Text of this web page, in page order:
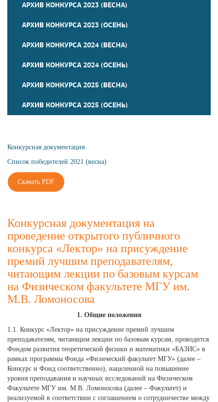
АРХИВ КОНКУРСА 2023 (ВЕСНА)
АРХИВ КОНКУРСА 2023 (ОСЕНЬ)
АРХИВ КОНКУРСА 2024 (ВЕСНА)
АРХИВ КОНКУРСА 2024 (ОСЕНЬ)
АРХИВ КОНКУРСА 2025 (ВЕСНА)
АРХИВ КОНКУРСА 2025 (ОСЕНЬ)
Конкурсная документация
Список победителей 2021 (весна)
Скачать PDF
Конкурсная документация на
проведение открытого публичного
конкурса «Лектор» на присуждение
премий лучшим преподавателям,
читающим лекции по базовым курсам
на Физическом факультете МГУ им.
М.В. Ломоносова
1. Общие положения
1.1. Конкурс «Лектор» на присуждение премий лучшим
преподавателям, читающим лекции по базовым курсам, проводится
Фондом развития теоретической физики и математики «БАЗИС» в
рамках программы Фонда «Физический факультет МГУ» (далее –
Конкурс и Фонд соответственно), нацеленной на повышение
уровня преподавания и научных исследований на Физическом
Факультете МГУ им. М.В. Ломоносова (далее – Факультет) и
реализуемой в соответствии с соглашением о сотрудничестве между